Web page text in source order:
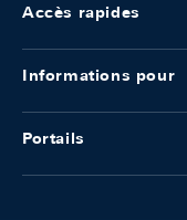
Accès rapides
Informations pour
Portails